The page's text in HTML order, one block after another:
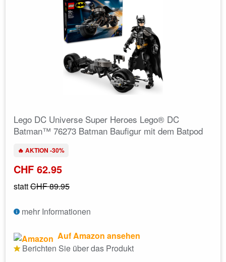
Lego DC Universe Super Heroes Lego® DC
Batman™ 76273 Batman Baufigur mit dem Batpod
🔥 AKTION -30%
CHF 62.95
stattCHF 89.95
mehr Informationen
Auf Amazon ansehen
Berichten Sie über das Produkt